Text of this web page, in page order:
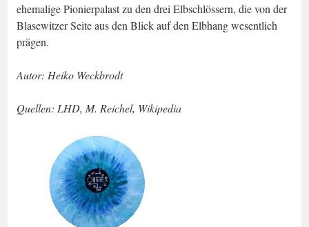
ehemalige Pionierpalast zu den drei Elbschlössern, die von der
Blasewitzer Seite aus den Blick auf den Elbhang wesentlich
prägen.
Autor: Heiko Weckbrodt
Quellen: LHD, M. Reichel, Wikipedia